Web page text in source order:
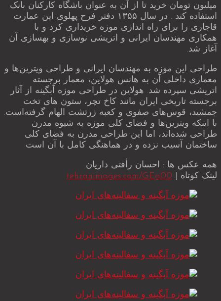
میلیون تومان خرید تا از آن به عنوان باشگاه کارکنان بانک
استفاده کند . در سال ۱۳۵۵ دفتر فرح پهلوی این عمارت
قاجاری را برای راه اندازی موزه خریداری کرد و با
همکاری مهندسان ایرانی و اتریشی نوسازی و بهسازی آن
آغاز شد.
طراحی این موزه به مهندسان ایرانی و طراحی ویترین‌ها و
معماری داخلی آن به هانس هولاین، معمار برجسته
اتریشی سپرده شد. هولاین در طراحی موزه آبگینه از آثار
برجسته تاریخی ایران مانند کاخ تچر، ستون های تخت
جمشید، قوس‌های صفوی و کعبه زرتشت الهام گرفته‌است.
با اینکه ویترین‌ها و فضای کلی موزه به شیوه مدرن
طراحی شده‌اند، اما این طراحی مدرن به فضای کلی
ساختمان آسیب نزده و در هماهنگی کامل با آن است.
همه عکس ها : احسان رأفتی داریان
لینک کوتاه | tehranimages.com/GEg00